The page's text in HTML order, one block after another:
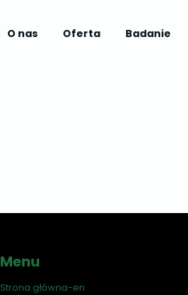
O nas Oferta Badanie
Menu
Strona główna-en